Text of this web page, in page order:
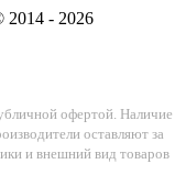
2014 - 2026
офертой. Наличие
оставляют за
и внешний вид товаров